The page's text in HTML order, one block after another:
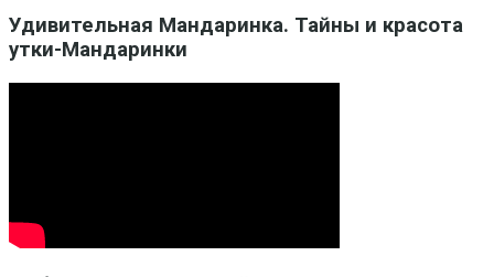
Удивительная Мандаринка. Тайны и красота
утки-Мандаринки